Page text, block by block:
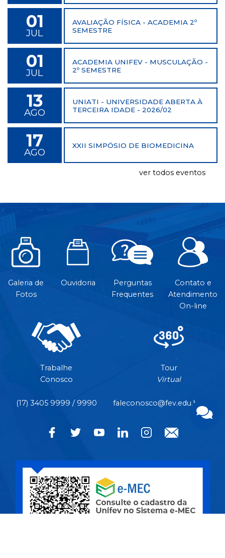
01
JUL
AVALIAÇÃO FÍSICA - ACADEMIA 2º
SEMESTRE
01
JUL
ACADEMIA UNIFEV - MUSCULAÇÃO -
2º SEMESTRE
13
AGO
UNIATI - UNIVERSIDADE ABERTA À
TERCEIRA IDADE - 2026/02
17
AGO
XXII SIMPÓSIO DE BIOMEDICINA
ver todos eventos
Galeria de
Fotos
Ouvidoria
Perguntas
Frequentes
Contato e
Atendimento
On-line
Trabalhe
Conosco
Tour
Virtual
(17) 3405 9999 / 9990 faleconosco@fev.edu.br